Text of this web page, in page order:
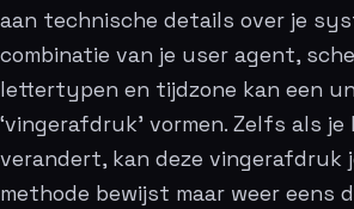
aan technische details over je
combinatie van je user agent,
lettertypen en tijdzone kan een
‘vingerafdruk’ vormen. Zelfs als je
verandert, kan deze vingerafdruk
methode bewijst maar weer eens